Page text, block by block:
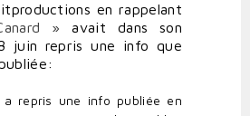
en rappelant
» avait dans son
juin repris une info que
a repris une info publiée en